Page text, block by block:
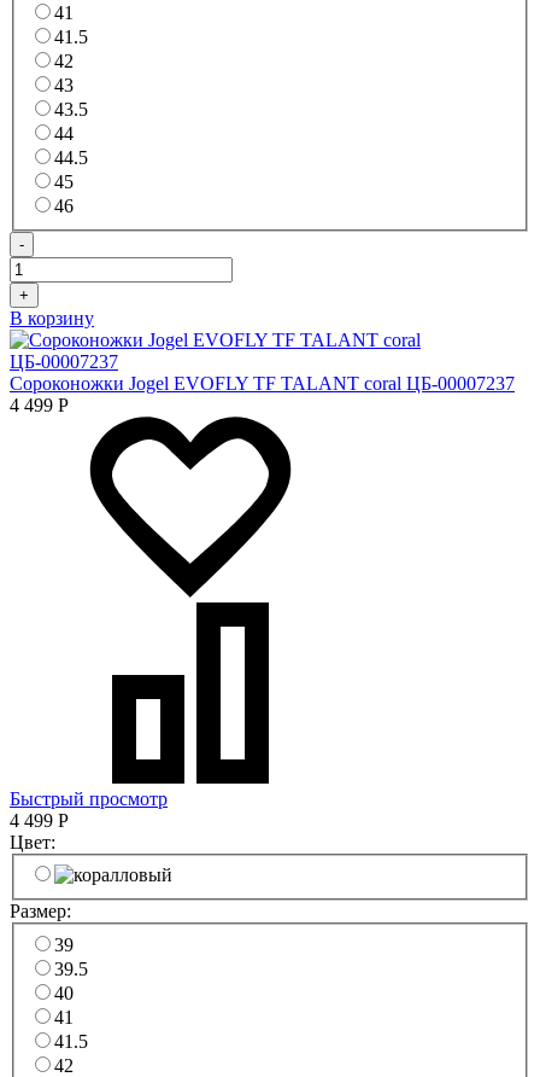
41
41.5
42
43
43.5
44
44.5
45
46
-
+
В корзину
Сороконожки Jogel EVOFLY TF TALANT coral ЦБ-00007237
4 499 Р
Быстрый просмотр
4 499 Р
Цвет:
Размер:
39
39.5
40
41
41.5
42